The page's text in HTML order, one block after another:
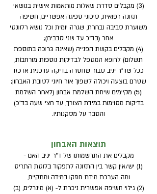
(3) מקבלים סדרת שאלות מותאמות אישית בנושאי
תזונה רפואית, סיכוני ספיגה אפשריים, חשיפה
משוערת סביבה נבחרת, שגרה יומית וכל נושא רלוונטי
אחר (בד"כ עד שני סבבים);
(4) מקבלים בקשת הפנייה (שאינה כּרוכה בתוספת
תשלום) לרופא המטפל לבדיקות נוספות מוּרחבוֹת,
ככל שד"ר יניב סבור שחסרה בדיקה עדכנית או כזו
שטרם בוצעה ויכולה לשפוך אור חיוני לטובת האבחון;
(5) מקיימים שיחת השלמת אבחון (לאחר השלמת
בדיקות מסוימות במידת הצורך, עד חצי שעה בד"כ)
והסבר על מסקנותיו.
תוצאות האבחון
מקבלים את התרשמותו של ד"ר יניב האם -
(1) יש/אין קשר בין התזונה לתפקוד בלוטת התריס
ומה הערכת מידת חוזקו במידה ומתקיים,
(2) גילוי חשיפה אפשרית ניכרת ל- (א) מינרלים, (ב)